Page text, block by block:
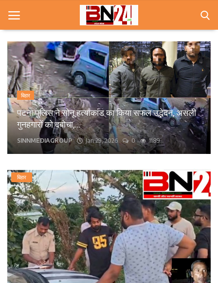
Home
खबरे
खेल
करियर
स्त्री
राज्य
कृषि
मूवी मसाला
लाइफ स्टाइल
पर्यटन
धर्म
बिहार
पटना के कंकड़बाग केंद्रीय विद्यालय के पास बीच सड़क पर
गिरा पेड़, आवागमन बाधित।
bn24live Sep 13, 2025 0 1575
बिहार